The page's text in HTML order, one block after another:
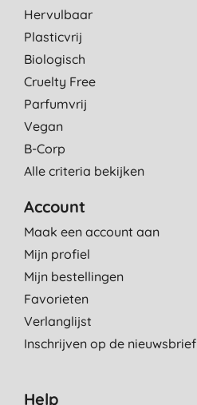
Hervulbaar
Plasticvrij
Biologisch
Cruelty Free
Parfumvrij
Vegan
B-Corp
Alle criteria bekijken
Account
Maak een account aan
Mijn profiel
Mijn bestellingen
Favorieten
Verlanglijst
Inschrijven op de nieuwsbrief
Help